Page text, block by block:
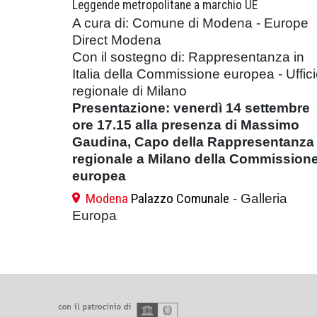
Leggende metropolitane a marchio UE
A cura di: Comune di Modena - Europe
Direct Modena
Con il sostegno di: Rappresentanza in
Italia della Commissione europea -
regionale di Milano
Presentazione: venerdì 14 settembre
ore 17.15 alla presenza di Massimo
Gaudina, Capo della Rappresentanza
regionale a Milano della
europea
Modena Palazzo Comunale - Galleria
Europa